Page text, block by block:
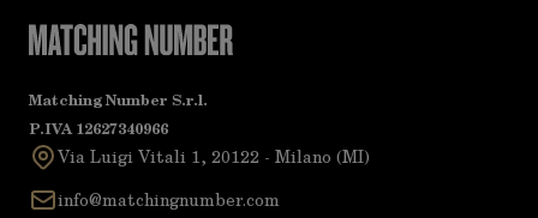
Matching Number S.r.l.
P.IVA 12627340966
Via Luigi Vitali 1, 20122 - Milano (MI)
info@matchingnumber.com